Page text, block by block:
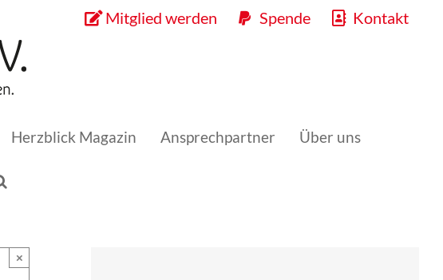
Mitglied werden Spende Kontakt
Herzblick Magazin Ansprechpartner Über uns
×